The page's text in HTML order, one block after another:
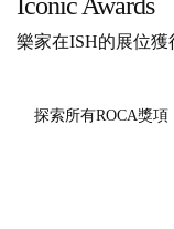
Iconic Awards
樂家在ISH的展位獲
探索所有ROCA獎項